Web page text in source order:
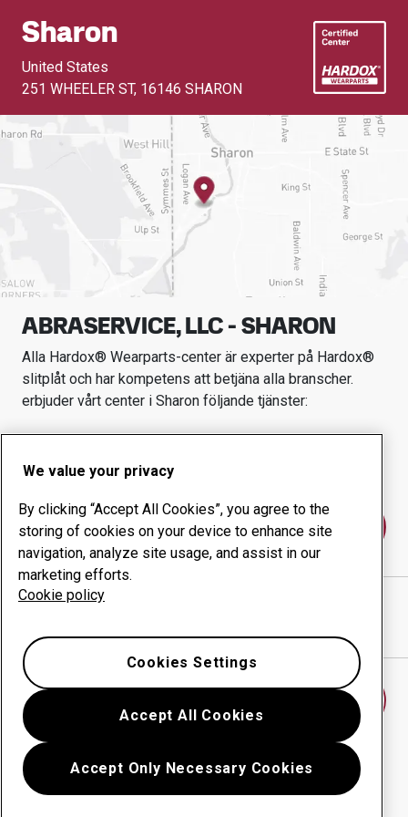
Sharon
United States
251 WHEELER ST, 16146 SHARON
ABRASERVICE, LLC - SHARON
Alla Hardox® Wearparts-center är experter på Hardox®
slitplåt och har kompetens att betjäna alla branscher.
erbjuder vårt center i Sharon följande tjänster:
Slitprodukter
Konsulttjänster
Ökad driftsäkerhet
Kontakta oss
ABRASERVICE, LLC - SHARON
Tillbaka
We value your privacy
By clicking “Accept All Cookies”, you agree to the
storing of cookies on your device to enhance site
navigation, analyze site usage, and assist in our
marketing efforts.
Cookie policy
Accept All Cookies
Accept Only Necessary Cookies
Cookies Settings